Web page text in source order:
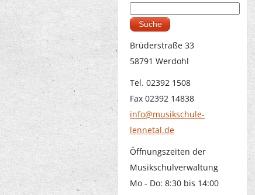
Suchformular
Brüderstraße 33
58791 Werdohl
Tel. 02392 1508
Fax 02392 14838
info@musikschule-
lennetal.de
Öffnungszeiten der
Musikschulverwaltung
Mo - Do: 8:30 bis 14:00